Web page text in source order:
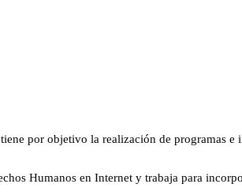
por objetivo la realización de programas
Humanos en Internet y trabaja para